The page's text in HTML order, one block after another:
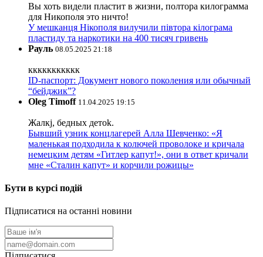
Вы хоть видели пластит в жизни, полтора килограмма
для Никополя это ничто!
У мешканця Нікополя вилучили півтора кілограма
пластиду та наркотики на 400 тисяч гривень
Рауль 08.05.2025 21:18
ккккккккккк
ID-паспорт: Документ нового поколения или обычный
“бейджик”?
Oleg Timoff 11.04.2025 19:15
Жалкj, бедных детok.
Бывший узник концлагерей Алла Шевченко: «Я
маленькая подходила к колючей проволоке и кричала
немецким детям «Гитлер капут!», они в ответ кричали
мне «Сталин капут» и корчили рожицы»
Бути в курсі подій
Підписатися на останні новини